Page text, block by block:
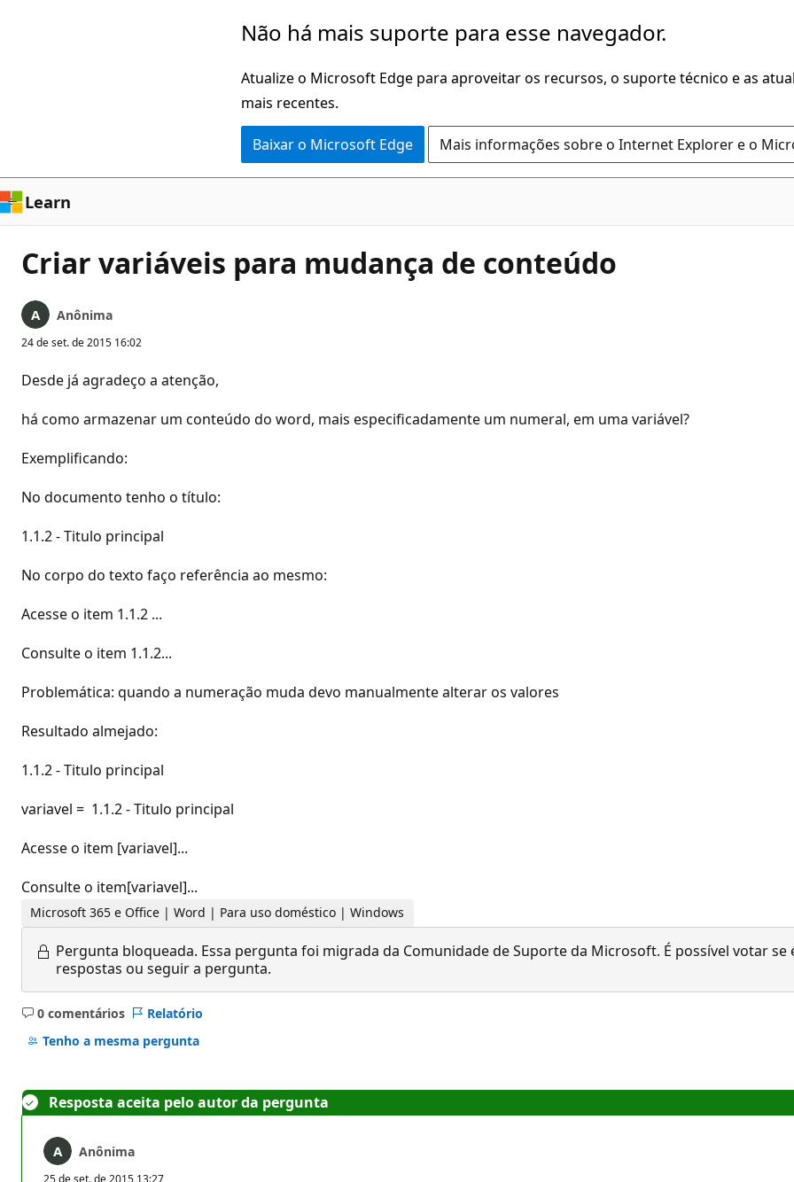
Não há mais suporte para esse navegador.
Atualize o Microsoft Edge para aproveitar os recursos, o suporte técnico e as
mais recentes.
Baixar o Microsoft Edge Mais informações sobre o Internet Explorer e o
Learn
Criar variáveis para mudança de conteúdo
Anônima
24 de set. de 2015 16:02
Desde já agradeço a atenção,
há como armazenar um conteúdo do word, mais especificadamente um numeral, em uma variável?
Exemplificando:
No documento tenho o título:
1.1.2 - Titulo principal
No corpo do texto faço referência ao mesmo:
Acesse o item 1.1.2 ...
Consulte o item 1.1.2...
Problemática: quando a numeração muda devo manualmente alterar os valores
Resultado almejado:
1.1.2 - Titulo principal
variavel = 1.1.2 - Titulo principal
Acesse o item [variavel]...
Consulte o item[variavel]...
Microsoft 365 e Office | Word | Para uso doméstico | Windows
Pergunta bloqueada. Essa pergunta foi migrada da Comunidade de Suporte da Microsoft. É possível votar
respostas ou seguir a pergunta.
0 comentários
Sem
comentários
Relatório
Tenho a mesma pergunta
Resposta aceita pelo autor da pergunta
Anônima
25 de set. de 2015 13:27